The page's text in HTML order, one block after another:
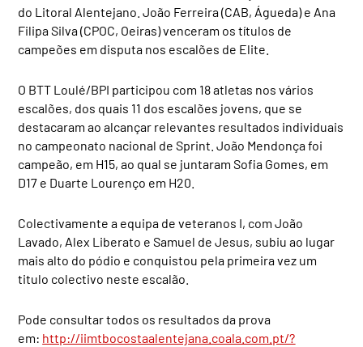
do Litoral Alentejano. João Ferreira (CAB, Águeda) e Ana
Filipa Silva (CPOC, Oeiras) venceram os títulos de
campeões em disputa nos escalões de Elite.
O BTT Loulé/BPI participou com 18 atletas nos vários
escalões, dos quais 11 dos escalões jovens, que se
destacaram ao alcançar relevantes resultados individuais
no campeonato nacional de Sprint. João Mendonça foi
campeão, em H15, ao qual se juntaram Sofia Gomes, em
D17 e Duarte Lourenço em H20.
Colectivamente a equipa de veteranos I, com João
Lavado, Alex Liberato e Samuel de Jesus, subiu ao lugar
mais alto do pódio e conquistou pela primeira vez um
titulo colectivo neste escalão.
Pode consultar todos os resultados da prova
em: http://iimtbocostaalentejana.coala.com.pt/?